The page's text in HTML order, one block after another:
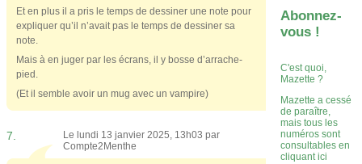
Et en plus il a pris le temps de dessiner une note pour
expliquer qu’il n’avait pas le temps de dessiner sa
note.
Mais à en juger par les écrans, il y bosse d’arrache-
pied.
(Et il semble avoir un mug avec un vampire)
7.
Le lundi 13 janvier 2025, 13h03 par
Compte2Menthe
Abonnez-
vous !
C'est quoi,
Mazette ?
Mazette a cessé
de paraître,
mais tous les
numéros sont
consultables en
cliquant ici